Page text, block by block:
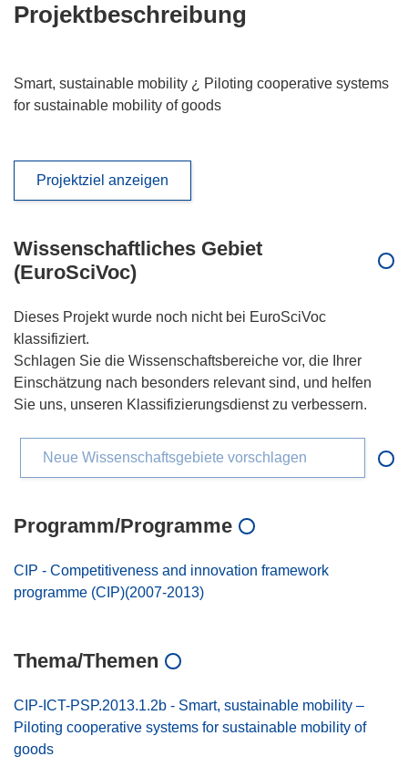
Projektbeschreibung
Smart, sustainable mobility ¿ Piloting cooperative systems
for sustainable mobility of goods
Projektziel anzeigen
Wissenschaftliches Gebiet
(EuroSciVoc)
Dieses Projekt wurde noch nicht bei EuroSciVoc
klassifiziert.
Schlagen Sie die Wissenschaftsbereiche vor, die Ihrer
Einschätzung nach besonders relevant sind, und helfen
Sie uns, unseren Klassifizierungsdienst zu verbessern.
Neue Wissenschaftsgebiete vorschlagen
Programm/Programme
CIP - Competitiveness and innovation framework
programme (CIP)(2007-2013)
Thema/Themen
CIP-ICT-PSP.2013.1.2b - Smart, sustainable mobility –
Piloting cooperative systems for sustainable mobility of
goods